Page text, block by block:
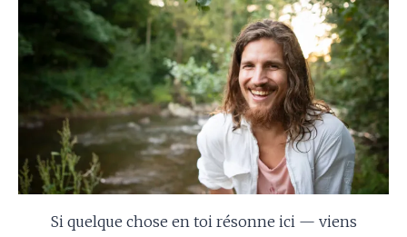
Si quelque chose en toi résonne ici — viens